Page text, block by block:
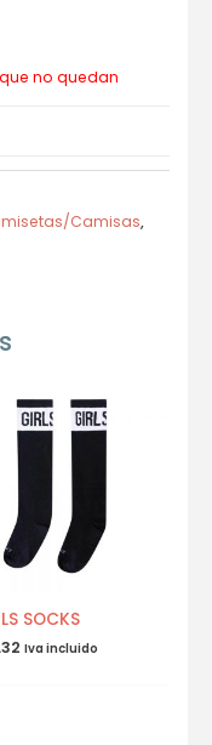
no quedan
Camisas,
SOCKS
Iva incluido